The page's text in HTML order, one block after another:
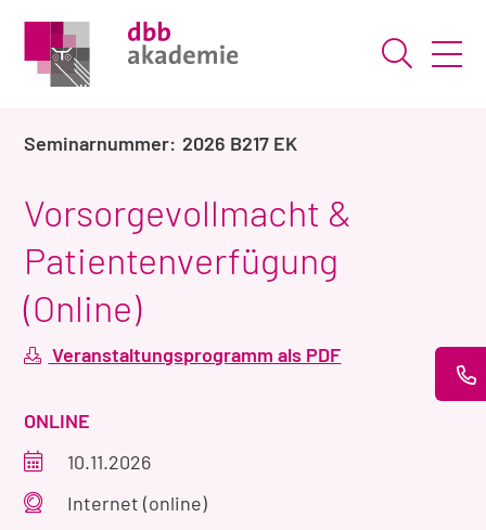
Suche
2026 B217 EK
Vorsorgevollmacht &
Patientenverfügung
(Online)
Veranstaltungsprogramm als PDF
VERANSTALTUNGSART
ONLINE
Veranstaltungszeitraum
10.11.2026
Veranstaltungsort
Internet (online)